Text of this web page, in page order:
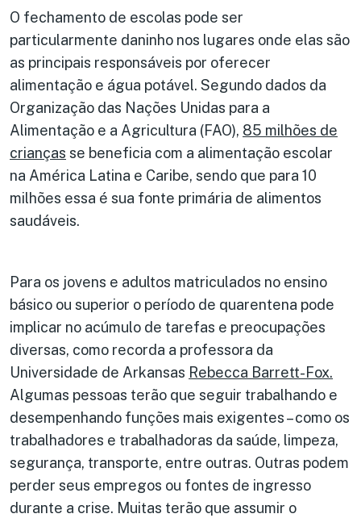
O fechamento de escolas pode ser
particularmente daninho nos lugares onde elas são
as principais responsáveis por oferecer
alimentação e água potável. Segundo dados da
Organização das Nações Unidas para a
Alimentação e a Agricultura (FAO), 85 milhões de
crianças se beneficia com a alimentação escolar
na América Latina e Caribe, sendo que para 10
milhões essa é sua fonte primária de alimentos
saudáveis.
Para os jovens e adultos matriculados no ensino
básico ou superior o período de quarentena pode
implicar no acúmulo de tarefas e preocupações
diversas, como recorda a professora da
Universidade de Arkansas Rebecca Barrett-Fox.
Algumas pessoas terão que seguir trabalhando e
desempenhando funções mais exigentes – como os
trabalhadores e trabalhadoras da saúde, limpeza,
segurança, transporte, entre outras. Outras podem
perder seus empregos ou fontes de ingresso
durante a crise. Muitas terão que assumir o